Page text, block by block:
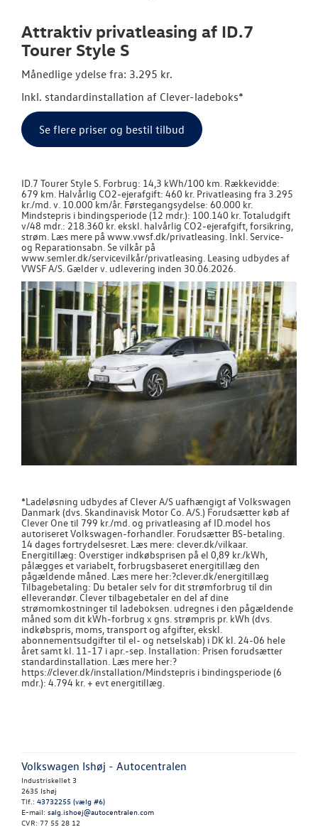
Attraktiv privatleasing af ID.7
Tourer Style S
Månedlige ydelse fra: 3.295 kr.
Inkl. standardinstallation af Clever-ladeboks*
Se flere priser og bestil tilbud
ID.7 Tourer Style S. Forbrug: 14,3 kWh/100 km. Rækkevidde:
679 km. Halvårlig CO2-ejerafgift: 460 kr. Privatleasing fra 3.295
kr./md. v. 10.000 km/år. Førstegangsydelse: 60.000 kr.
Mindstepris i bindingsperiode (12 mdr.): 100.140 kr. Totaludgift
v/48 mdr.: 218.360 kr. ekskl. halvårlig CO2-ejerafgift, forsikring,
strøm. Læs mere på www.vwsf.dk/privatleasing. Inkl. Service-
og Reparationsabn. Se vilkår på
www.semler.dk/servicevilkår/privatleasing. Leasing udbydes af
VWSF A/S. Gælder v. udlevering inden 30.06.2026.
*Ladeløsning udbydes af Clever A/S uafhængigt af Volkswagen
Danmark (dvs. Skandinavisk Motor Co. A/S.) Forudsætter køb af
Clever One til 799 kr./md. og privatleasing af ID.model hos
autoriseret Volkswagen-forhandler. Forudsætter BS-betaling.
14 dages fortrydelsesret. Læs mere: clever.dk/vilkaar.
Energitillæg: Overstiger indkøbsprisen på el 0,89 kr./kWh,
pålægges et variabelt, forbrugsbaseret energitillæg den
pågældende måned. Læs mere her:?clever.dk/energitillæg
Tilbagebetaling: Du betaler selv for dit strømforbrug til din
elleverandør. Clever tilbagebetaler en del af dine
strømomkostninger til ladeboksen. udregnes i den pågældende
måned som dit kWh-forbrug x gns. strømpris pr. kWh (dvs.
indkøbspris, moms, transport og afgifter, ekskl.
abonnementsudgifter til el- og netselskab) i DK kl. 24-06 hele
året samt kl. 11-17 i apr.-sep. Installation: Prisen forudsætter
standardinstallation. Læs mere her:?
https://clever.dk/installation/Mindstepris i bindingsperiode (6
mdr.): 4.794 kr. + evt energitillæg.
Volkswagen Ishøj - Autocentralen
Industriskellet 3
2635 Ishøj
Tlf.: 43732255 (vælg #6)
E-mail: salg.ishoej@autocentralen.com
CVR: 77 55 28 12